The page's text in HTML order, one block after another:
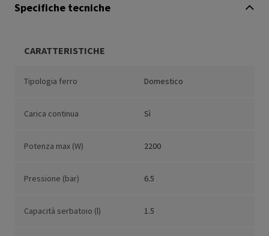
Specifiche tecniche
CARATTERISTICHE
Tipologia ferro Domestico
Carica continua Sì
Potenza max (W) 2200
Pressione (bar) 6.5
Capacità serbatoio (l) 1.5